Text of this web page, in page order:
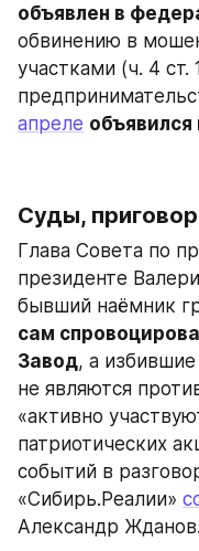
объявлен в
обвинению в
участками (ч. 4
апреле объявился
Суды,
Глава Совета по
президенте
сам
Завод, а
не являются
«активно
патриотических
событий в
«Сибирь.Реалии»
Александр Жданов.